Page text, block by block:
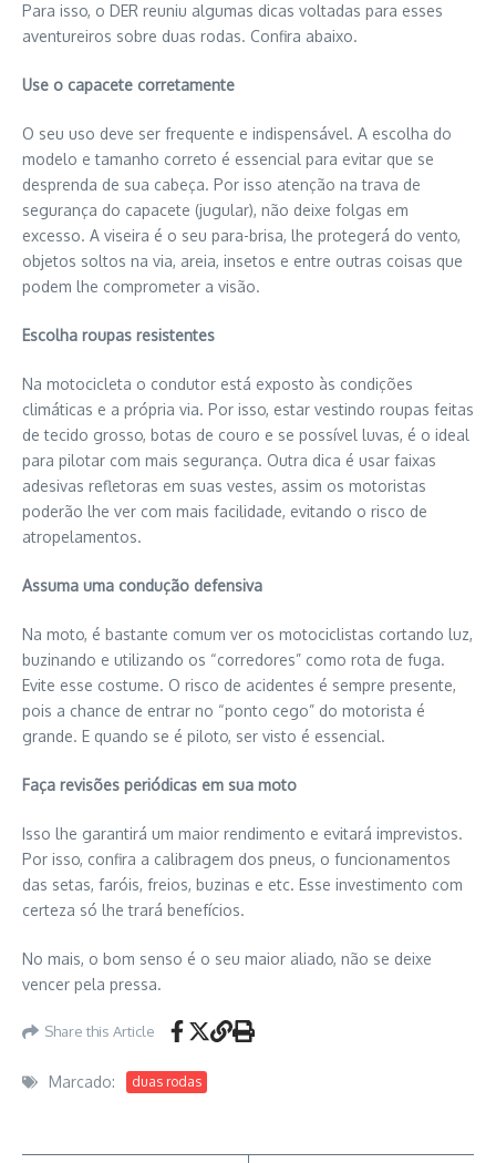
Para isso, o DER reuniu algumas dicas voltadas para esses
aventureiros sobre duas rodas. Confira abaixo.
Use o capacete corretamente
O seu uso deve ser frequente e indispensável. A escolha do
modelo e tamanho correto é essencial para evitar que se
desprenda de sua cabeça. Por isso atenção na trava de
segurança do capacete (jugular), não deixe folgas em
excesso. A viseira é o seu para-brisa, lhe protegerá do vento,
objetos soltos na via, areia, insetos e entre outras coisas que
podem lhe comprometer a visão.
Escolha roupas resistentes
Na motocicleta o condutor está exposto às condições
climáticas e a própria via. Por isso, estar vestindo roupas feitas
de tecido grosso, botas de couro e se possível luvas, é o ideal
para pilotar com mais segurança. Outra dica é usar faixas
adesivas refletoras em suas vestes, assim os motoristas
poderão lhe ver com mais facilidade, evitando o risco de
atropelamentos.
Assuma uma condução defensiva
Na moto, é bastante comum ver os motociclistas cortando luz,
buzinando e utilizando os “corredores” como rota de fuga.
Evite esse costume. O risco de acidentes é sempre presente,
pois a chance de entrar no “ponto cego” do motorista é
grande. E quando se é piloto, ser visto é essencial.
Faça revisões periódicas em sua moto
Isso lhe garantirá um maior rendimento e evitará imprevistos.
Por isso, confira a calibragem dos pneus, o funcionamentos
das setas, faróis, freios, buzinas e etc. Esse investimento com
certeza só lhe trará benefícios.
No mais, o bom senso é o seu maior aliado, não se deixe
vencer pela pressa.
Share this Article
Marcado: duas rodas